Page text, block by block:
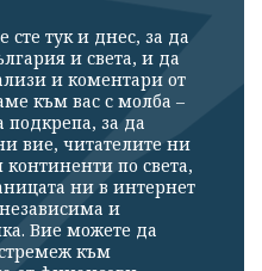
тук и днес, за да
и света, и да
и коментари от
към вас с молба –
за да
вие, читателите ни
по света,
ни в интернет
и
Вие можете да
към